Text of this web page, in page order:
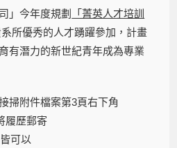
」今年度規劃
「菁英人才培訓
系所優秀的人才踴躍參加，計畫
有潛力的新世紀青年成為專業
掃附件檔案第3頁右下角
履歷郵寄
可以